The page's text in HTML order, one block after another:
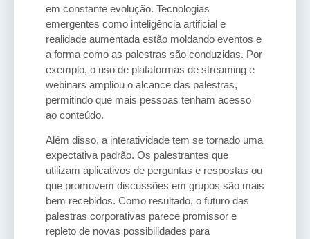
em constante evolução. Tecnologias
emergentes como inteligência artificial e
realidade aumentada estão moldando eventos e
a forma como as palestras são conduzidas. Por
exemplo, o uso de plataformas de streaming e
webinars ampliou o alcance das palestras,
permitindo que mais pessoas tenham acesso
ao conteúdo.
Além disso, a interatividade tem se tornado uma
expectativa padrão. Os palestrantes que
utilizam aplicativos de perguntas e respostas ou
que promovem discussões em grupos são mais
bem recebidos. Como resultado, o futuro das
palestras corporativas parece promissor e
repleto de novas possibilidades para